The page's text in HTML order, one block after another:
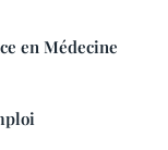
en Médecine